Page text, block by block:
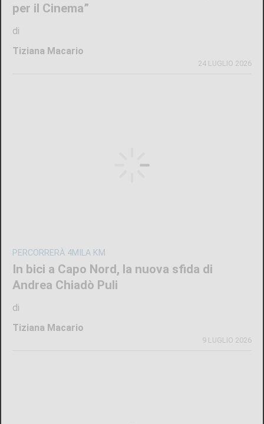
per il Cinema”
di
Tiziana Macario
24 LUGLIO 2026
PERCORRERÀ 4MILA KM
In bici a Capo Nord, la nuova sfida di
Andrea Chiadò Puli
di
Tiziana Macario
9 LUGLIO 2026